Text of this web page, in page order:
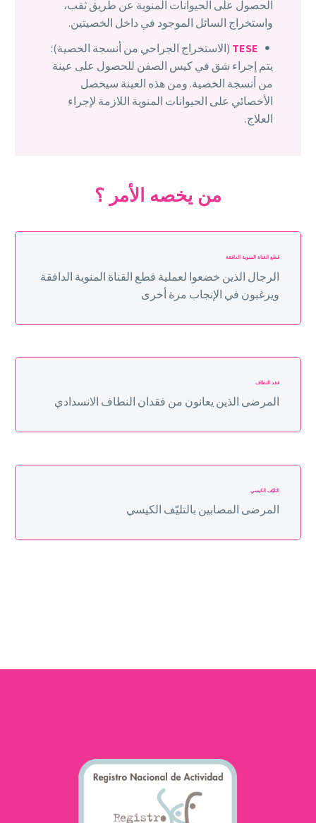
الحصول على الحيوانات المنوية عن طريق ثقب،
واستخراج السائل الموجود في داخل الخصيتين.
TESE (الاستخراج الجراحي من أنسجة الخصية):
يتم إجراء شق في كيس الصفن للحصول على عينة
من أنسجة الخصية. ومن هذه العينة سيحصل
الأخصائي على الحيوانات المنوية اللازمة لإجراء
العلاج.
من يخصه الأمر ؟
قطع القناة المنوية الدافقة
الرجال الذين خضعوا لعملية قطع القناة المنوية الدافقة
ويرغبون في الإنجاب مرة أخرى
فقد النطاف
المرضى الذين يعانون من فقدان النطاف الانسدادي
التليّف الكيسي
المرضى المصابين بالتليّف الكيسي